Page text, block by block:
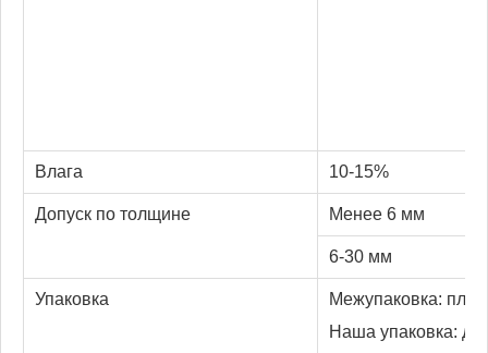
Влага 10-15%
Допуск по толщине Менее 6 мм
6-30 мм
Упаковка
Межупаковка:
Наша упаковка: